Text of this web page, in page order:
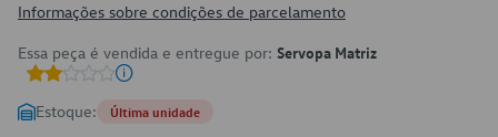
Informações sobre condições de parcelamento
Essa peça é vendida e entregue por: Servopa Matriz
Estoque: Última unidade